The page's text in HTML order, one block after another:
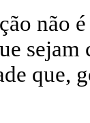
não
sejam
que,